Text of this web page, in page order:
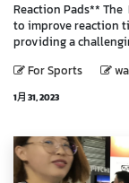
Reaction Pads** The
to improve reaction
providing a
For Sports
1月 31, 2023